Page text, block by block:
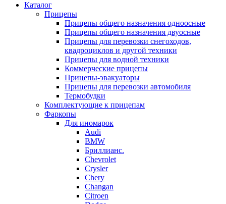
Каталог
Прицепы
Прицепы общего назначения одноосные
Прицепы общего назначения двуосные
Прицепы для перевозки снегоходов,
квадроциклов и другой техники
Прицепы для водной техники
Коммерческие прицепы
Прицепы-эвакуаторы
Прицепы для перевозки автомобиля
Термобудки
Комплектующие к прицепам
Фаркопы
Для иномарок
Audi
BMW
Бриллианс.
Chevrolet
Crysler
Chery
Changan
Citroen